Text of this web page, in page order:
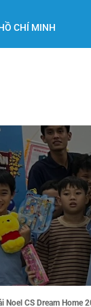
CHÍ MINH
Noel CS Dream Home